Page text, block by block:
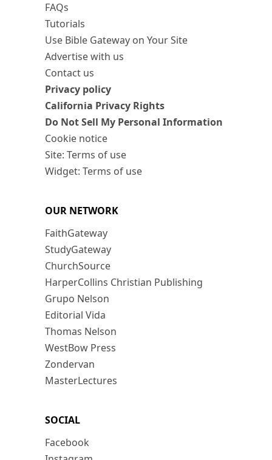
FAQs
Tutorials
Use Bible Gateway on Your Site
Advertise with us
Contact us
Privacy policy
California Privacy Rights
Do Not Sell My Personal Information
Cookie notice
Site: Terms of use
Widget: Terms of use
OUR NETWORK
FaithGateway
StudyGateway
ChurchSource
HarperCollins Christian Publishing
Grupo Nelson
Editorial Vida
Thomas Nelson
WestBow Press
Zondervan
MasterLectures
SOCIAL
Facebook